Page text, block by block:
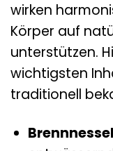
wirken
Körper auf
unterstützen.
wichtigsten
traditionell